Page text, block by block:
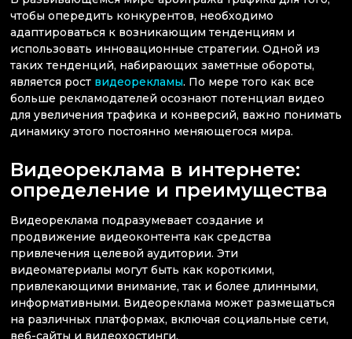
чтобы опередить конкурентов, необходимо
адаптироваться к возникающим тенденциям и
использовать инновационные стратегии. Одной из
таких тенденций, набирающих заметные обороты,
является рост видеорекламы. По мере того как все
больше рекламодателей осознают потенциал видео
для увеличения трафика и конверсий, важно понимать
динамику этого постоянно меняющегося мира.
Видеореклама в интернете:
определение и преимущества
Видеореклама подразумевает создание и
продвижение видеоконтента как средства
привлечения целевой аудитории. Эти
видеоматериалы могут быть как короткими,
привлекающими внимание, так и более длинными,
информативными. Видеореклама может размещаться
на различных платформах, включая социальные сети,
веб-сайты и видеохостинги.